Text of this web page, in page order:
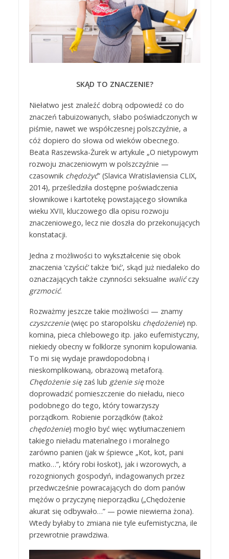
SKĄD TO ZNACZENIE?
Niełatwo jest znaleźć dobrą odpowiedź co do
znaczeń tabuizowanych, słabo poświadczonych w
piśmie, nawet we współczesnej polszczyźnie, a
cóż dopiero do słowa od wieków obecnego.
Beata Raszewska-Żurek w artykule „O nietypowym
rozwoju znaczeniowym w polszczyźnie —
czasownik chędożyć” (Slavica Wratislaviensia CLIX,
2014), prześledziła dostępne poświadczenia
słownikowe i kartotekę powstającego słownika
wieku XVII, kluczowego dla opisu rozwoju
znaczeniowego, lecz nie doszła do przekonujących
konstatacji.
Jedna z możliwości to wykształcenie się obok
znaczenia ‘czyścić’ także ‘bić’, skąd już niedaleko do
oznaczających także czynności seksualne walićczy
grzmocić.
Rozważmy jeszcze takie możliwości — znamy
czyszczenie(więc po staropolsku chędożenie) np.
komina, pieca chlebowego itp. jako eufemistyczny,
niekiedy obecny w folklorze synonim kopulowania.
To mi się wydaje prawdopodobną i
nieskomplikowaną, obrazową metaforą.
Chędożenie sięzaś lub gżenie sięmoże
doprowadzić pomieszczenie do nieładu, nieco
podobnego do tego, który towarzyszy
porządkom. Robienie porządków (takoż
chędożenie) mogło być więc wytłumaczeniem
takiego nieładu materialnego i moralnego
zarówno panien (jak w śpiewce „Kot, kot, pani
matko…”, który robi łoskot), jak i wzorowych, a
rozognionych gospodyń, indagowanych przez
przedwcześnie powracających do dom panów
mężów o przyczynę nieporządku („Chędożenie
akurat się odbywało…” — powie niewierna żona).
Wtedy byłaby to zmiana nie tyle eufemistyczna, ile
przewrotnie prawdziwa.